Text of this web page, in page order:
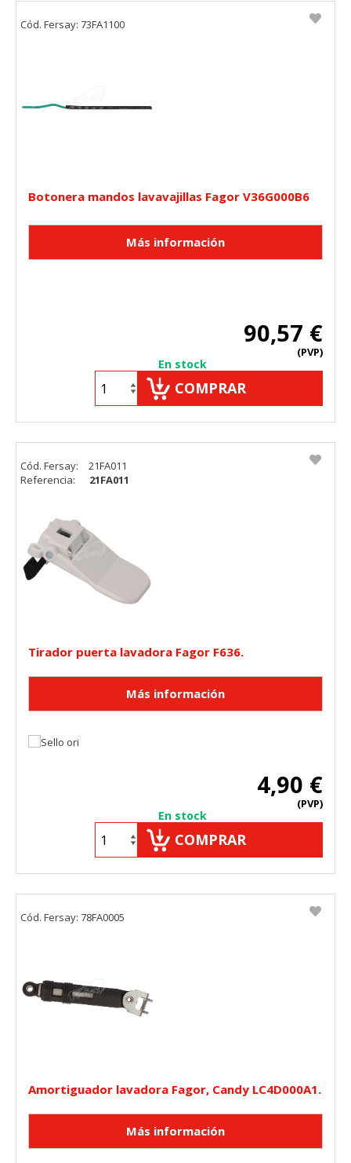
Botonera mandos lavavajillas Fagor V36G000B6
90,57 €
(PVP)
En stock
COMPRAR
Cód. Fersay: 73FA1100
Tirador puerta lavadora Fagor F636.
4,90 €
(PVP)
En stock
COMPRAR
Cód. Fersay:
21FA011
Referencia:
21FA011
Amortiguador lavadora Fagor, Candy LC4D000A1.
Cód. Fersay: 78FA0005